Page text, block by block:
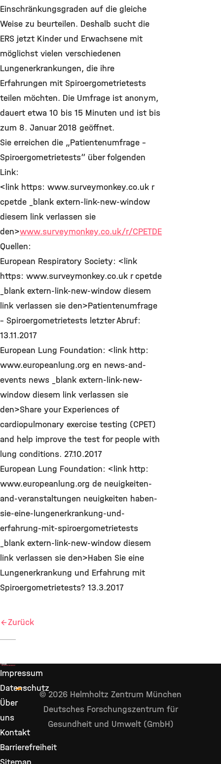
Einschränkungsgraden auf die gleiche
Weise zu beurteilen. Deshalb sucht die
ERS jetzt Kinder und Erwachsene mit
möglichst vielen verschiedenen
Lungenerkrankungen, die ihre
Erfahrungen mit Spiroergometrietests
teilen möchten. Die Umfrage ist anonym,
dauert etwa 10 bis 15 Minuten und ist bis
zum 8. Januar 2018 geöffnet.
Sie erreichen die „Patientenumfrage –
Spiroergometrietests“ über folgenden
Link:
<link https: www.surveymonkey.co.uk r
cpetde _blank extern-link-new-window
diesem link verlassen sie
den>www.surveymonkey.co.uk/r/CPETDE
Quellen:
European Respiratory Society: <link
https: www.surveymonkey.co.uk r cpetde
_blank extern-link-new-window diesem
link verlassen sie den>Patientenumfrage
– Spiroergometrietests letzter Abruf:
13.11.2017
European Lung Foundation: <link http:
www.europeanlung.org en news-and-
events news _blank extern-link-new-
window diesem link verlassen sie
den>Share your Experiences of
cardiopulmonary exercise testing (CPET)
and help improve the test for people with
lung conditions. 27.10.2017
European Lung Foundation: <link http:
www.europeanlung.org de neuigkeiten-
and-veranstaltungen neuigkeiten haben-
sie-eine-lungenerkrankung-und-
erfahrung-mit-spiroergometrietests
_blank extern-link-new-window diesem
link verlassen sie den>Haben Sie eine
Lungenerkrankung und Erfahrung mit
Spiroergometrietests? 13.3.2017
Zurück
Impressum
Datenschutz
Über
uns
Kontakt
Barrierefreiheit
© 2026 Helmholtz Zentrum München
Deutsches Forschungszentrum für
Gesundheit und Umwelt (GmbH)